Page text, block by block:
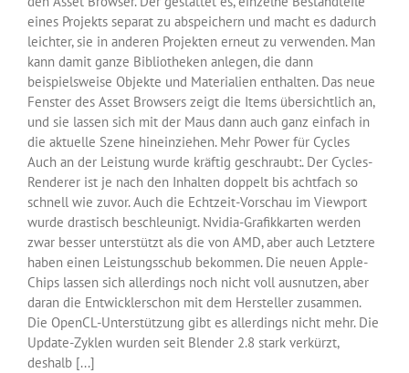
eines Projekts separat zu abspeichern und macht es dadurch
leichter, sie in anderen Projekten erneut zu verwenden. Man
kann damit ganze Bibliotheken anlegen, die dann
beispielsweise Objekte und Materialien enthalten. Das neue
Fenster des Asset Browsers zeigt die Items übersichtlich an,
und sie lassen sich mit der Maus dann auch ganz einfach in
die aktuelle Szene hineinziehen. Mehr Power für Cycles
Auch an der Leistung wurde kräftig geschraubt:. Der Cycles-
Renderer ist je nach den Inhalten doppelt bis achtfach so
schnell wie zuvor. Auch die Echtzeit-Vorschau im Viewport
wurde drastisch beschleunigt. Nvidia-Grafikkarten werden
zwar besser unterstützt als die von AMD, aber auch Letztere
haben einen Leistungsschub bekommen. Die neuen Apple-
Chips lassen sich allerdings noch nicht voll ausnutzen, aber
daran die Entwicklerschon mit dem Hersteller zusammen.
Die OpenCL-Unterstützung gibt es allerdings nicht mehr. Die
Update-Zyklen wurden seit Blender 2.8 stark verkürzt,
deshalb [...]